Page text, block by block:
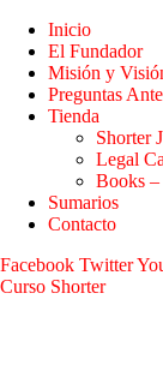
Inicio
El Fundador
Misión y
Preguntas
Tienda
Shorter
Legal
Books –
Sumarios
Contacto
Facebook Twitter
Curso Shorter